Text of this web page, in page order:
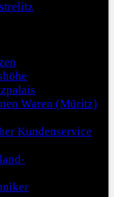
Waren (Müritz)
Kundenservice